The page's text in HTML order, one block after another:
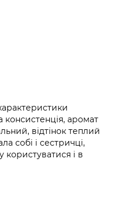
консистенція, аромат
відтінок теплий
собі і сестричці,
і в